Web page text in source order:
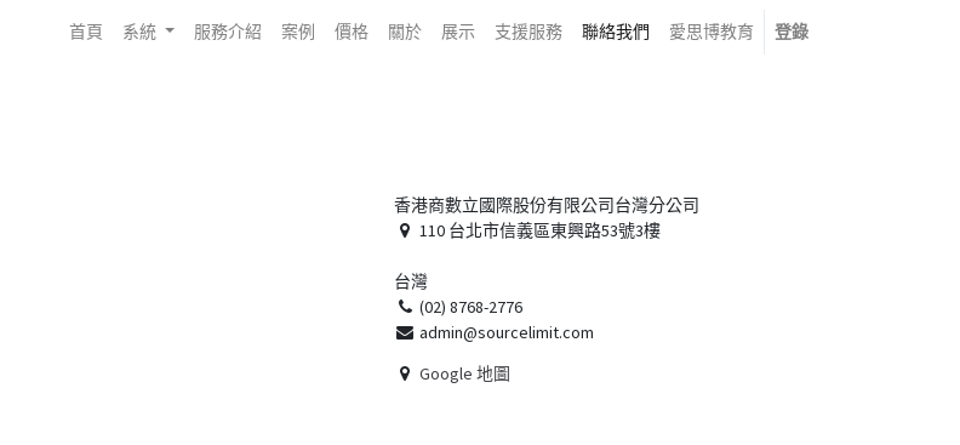
首頁 系統 服務介紹 案例 價格 關於 展示 支援服務 聯絡我們 愛思博教育 登錄
香港商數立國際股份有限公司台灣分公司
110 台北市信義區東興路53號3樓
台灣
(02) 8768-2776
admin@sourcelimit.com
Google 地圖